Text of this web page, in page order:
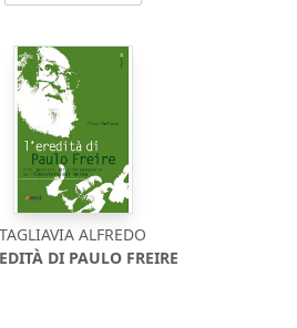
TAGLIAVIA ALFREDO
DI PAULO FREIRE